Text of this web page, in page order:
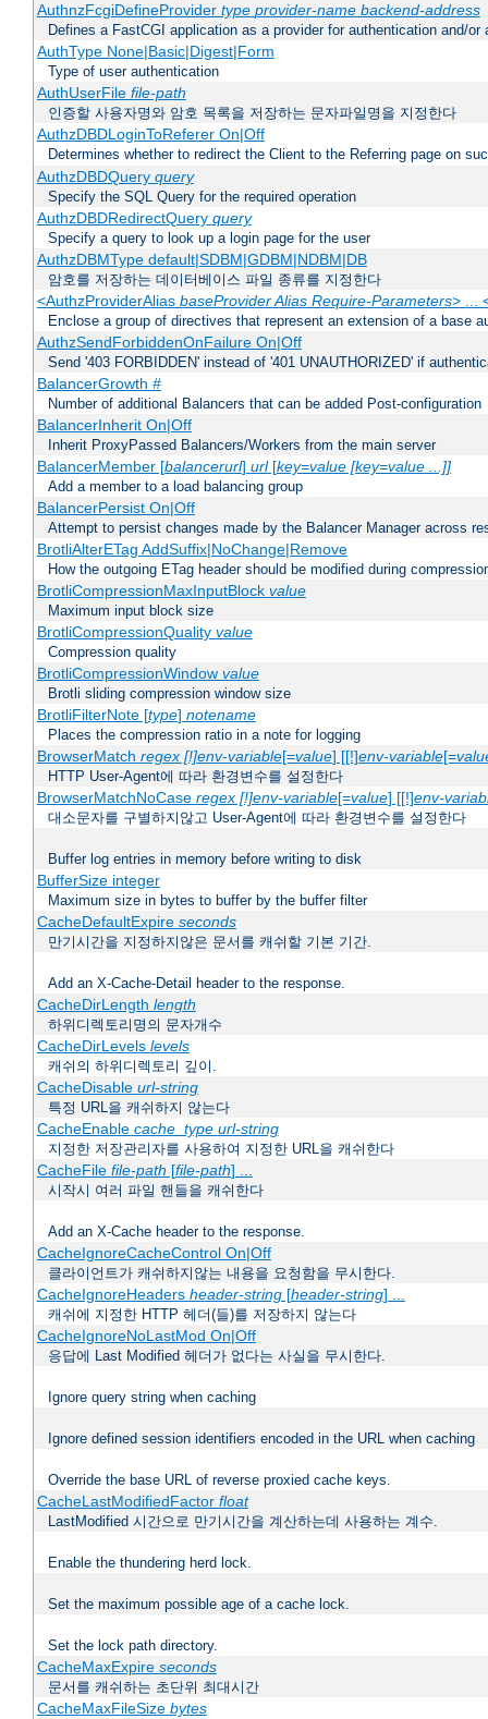
AuthnzFcgiDefineProvider type provider-name backend-address
Defines a FastCGI application as a provider for authentication and/or
AuthType None|Basic|Digest|Form
Type of user authentication
AuthUserFile file-path
인증할 사용자명와 암호 목록을 저장하는 문자파일명을 지정한다
AuthzDBDLoginToReferer On|Off
Determines whether to redirect the Client to the Referring page on
AuthzDBDQuery query
Specify the SQL Query for the required operation
AuthzDBDRedirectQuery query
Specify a query to look up a login page for the user
AuthzDBMType default|SDBM|GDBM|NDBM|DB
암호를 저장하는 데이터베이스 파일 종류를 지정한다
<AuthzProviderAlias baseProvider Alias Require-Parameters> ...
Enclose a group of directives that represent an extension of a base
AuthzSendForbiddenOnFailure On|Off
Send '403 FORBIDDEN' instead of '401 UNAUTHORIZED' if
BalancerGrowth #
Number of additional Balancers that can be added Post-configuration
BalancerInherit On|Off
Inherit ProxyPassed Balancers/Workers from the main server
BalancerMember [balancerurl] url[key=value [key=value ...]]
Add a member to a load balancing group
BalancerPersist On|Off
Attempt to persist changes made by the Balancer Manager across
BrotliAlterETag AddSuffix|NoChange|Remove
How the outgoing ETag header should be modified during
BrotliCompressionMaxInputBlock value
Maximum input block size
BrotliCompressionQuality value
Compression quality
BrotliCompressionWindow value
Brotli sliding compression window size
BrotliFilterNote [type] notename
Places the compression ratio in a note for logging
BrowserMatch regex [!]env-variable[=value] [[!]env-variable[=
HTTP User-Agent에 따라 환경변수를 설정한다
BrowserMatchNoCase regex [!]env-variable[=value] [[!]env-
대소문자를 구별하지않고 User-Agent에 따라 환경변수를 설정한다
Buffer log entries in memory before writing to disk
BufferSize integer
Maximum size in bytes to buffer by the buffer filter
CacheDefaultExpire seconds
만기시간을 지정하지않은 문서를 캐쉬할 기본 기간.
Add an X-Cache-Detail header to the response.
CacheDirLength length
하위디렉토리명의 문자개수
CacheDirLevels levels
캐쉬의 하위디렉토리 깊이.
CacheDisable url-string
특정 URL을 캐쉬하지 않는다
CacheEnable cache_type url-string
지정한 저장관리자를 사용하여 지정한 URL을 캐쉬한다
CacheFile file-path [file-path] ...
시작시 여러 파일 핸들을 캐쉬한다
Add an X-Cache header to the response.
CacheIgnoreCacheControl On|Off
클라이언트가 캐쉬하지않는 내용을 요청함을 무시한다.
CacheIgnoreHeaders header-string[header-string] ...
캐쉬에 지정한 HTTP 헤더(들)를 저장하지 않는다
CacheIgnoreNoLastMod On|Off
응답에 Last Modified 헤더가 없다는 사실을 무시한다.
Ignore query string when caching
Ignore defined session identifiers encoded in the URL when caching
Override the base URL of reverse proxied cache keys.
CacheLastModifiedFactor float
LastModified 시간으로 만기시간을 계산하는데 사용하는 계수.
Enable the thundering herd lock.
Set the maximum possible age of a cache lock.
Set the lock path directory.
CacheMaxExpire seconds
문서를 캐쉬하는 초단위 최대시간
CacheMaxFileSize bytes